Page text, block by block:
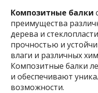
Композитные балки
преимущества
дерева и
прочностью и
влаги и различных
Композитные балки
и обеспечивают
возможности.